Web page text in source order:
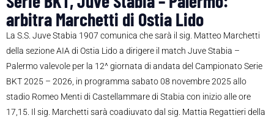
arbitra Marchetti di Ostia Lido
La S.S. Juve Stabia 1907 comunica che sarà il sig. Matteo Marchetti
della sezione AIA di Ostia Lido a dirigere il match Juve Stabia –
Palermo valevole per la 12^ giornata di andata del Campionato Serie
BKT 2025 – 2026, in programma sabato 08 novembre 2025 allo
stadio Romeo Menti di Castellammare di Stabia con inizio alle ore
17,15. Il sig. Marchetti sarà coadiuvato dal sig. Mattia Regattieri della